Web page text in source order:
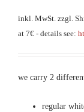
inkl. MwSt. zzgl.
at 7€ - details see:
we carry 2
regular